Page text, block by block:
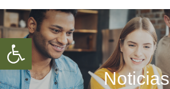
Open toolbar
Noticias